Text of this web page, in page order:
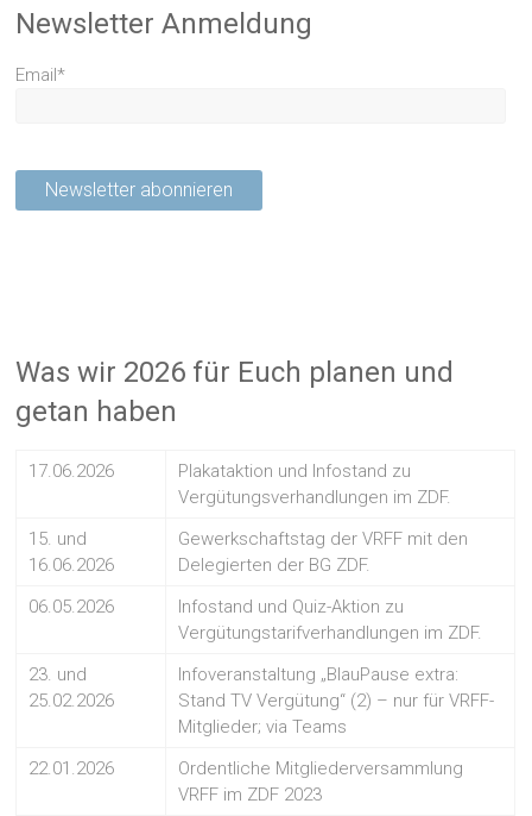
Newsletter Anmeldung
Email*
Was wir 2026 für Euch planen und
getan haben
17.06.2026
Plakataktion und Infostand zu
Vergütungsverhandlungen im ZDF.
15. und
16.06.2026
Gewerkschaftstag der VRFF mit den
Delegierten der BG ZDF.
06.05.2026
Infostand und Quiz-Aktion zu
Vergütungstarifverhandlungen im ZDF.
23. und
25.02.2026
Infoveranstaltung „BlauPause extra:
Stand TV Vergütung“ (2) – nur für VRFF-
Mitglieder; via Teams
22.01.2026
Ordentliche Mitgliederversammlung
VRFF im ZDF 2023